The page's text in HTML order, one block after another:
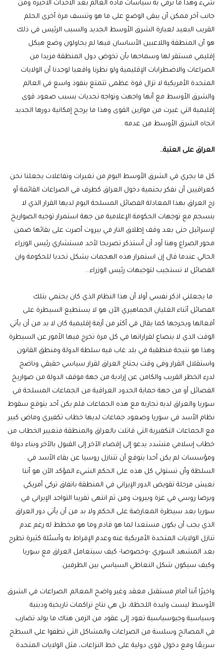
شيء وهذا ما ترمي به سياسات قادة العالم بعد الأحداث الأخيرة ومن
جانب آخر ممكن أن يبقى الوضع على ما هو وتنسف مرة أخرى الحلم
القريب البعيد لعبارة الشرق الأوسط الجديد والسبب الرئيس في ذلك
هو أن المنطقة واللاعبين الأساسان فيها لم يحاولون وضع هيكل
إقليمي مستقر لها وسماحها بأن تخوض دول المنطقة مزيدا من
الصراعات والاضطرابات الإقليمية ولو نظرنا واقعيا لوجدنا أن الولايات
المتحدة الأمريكية لا تزال قوة عظمى تتمتع بنفوذ واسع في العالم
والشرق الأوسط مع أنها واجهت وتواجه تحديات بسبب صعود قوى
إقليمية التي غيرت من موازين القوى وهذا ما يرجح إمكانية دورها الجديد
اتجاه الشرق الأوسط من عدمه .
العراق على العتبة..
كل ما يجري في الشرق الأوسط اليوم من تغيرات وتفاعلات يجعلنا نحن
كعراقيين أن نفكر بحتمية دخول العراق كطرف في الصراعات القائمة أو
زج العراق بهذا المعادلة الفصائل المسلحة اليوم لديها القرار الذي لا
ينسجم مع توجهات الحكومة الإعلامية من جهة استمرار توجيه الصواريخ
لإسرائيل حتى بعد وقف إطلاق النار في بيروت أصرت على بقائها ضمن
محور الصراع وهنا أود أن أستذكر تصريحا لأحد مستشاري رئيس الوزراء
الحالي عندما قال إن استمرار هذه الهجمات يشكل تحديا للحكومة وان
الفصائل لا تستجيب لتوجيهات رئيس الوزراء…
ما يجعلني اذكر نفسي أولا أن هذا النظام الذي كان يحتمي بتلك
الفصائل أثناء الغليان الجماهيري الآن هو لا يستطيع السيطرة على
أفعالها ويحرجها كما يقال في أكثر من أزمة إقليمية كان لا بد من أن يأتي
الوقت الذي لا ينصاع لقراراتها في كل مرة تخرج فيها الأمور عن السيطرة
وهذا هو نتيجة منطقية في بلد غاب فيه سلطة الدولة ومنطق القانون
واستقلال القرار وفي وقت يحتاج العراق لقرار سياسي حقيقي وناضج
لدرء الخطر القريب والكامن عن إرادية من جهة موقف الدولة من صواريخ
الفصائل أو من جهة حماية الحدود العراقية من الجماعات المسلحة في
سوريا والعراق لديه تجاربه مع هذه الجماعات فلم يكن أحد يتوقع سقوط
نظام الأسد في سوريا وصعود جماعات لديها خطاب تكفيري وماض كبير
مع الجماعات التكفيرية التي قاتلت بالعراق والمنطقة فتغيير الخطاب من
خطاب إسلامي متشدد يدعو إلى إقصاء الآخر إلى القبول بالآخر وبناء دولة
ومؤسسات لم يكن أحدا يتوقع أن تتنازل روسيا عن بقاء الأسد في
السلطة وأن تستولي كل هذه على الحكم الشيء المؤكد الآن هو أننا
نعيش مرحلة تقويض الدور الإيراني في المنطقة باتفاق تركي أمريكي
وبرضا روسي في غزة وبيروت ومن ثم انتهى تقريبا التواجد الإيراني في
سوريا بعد سيطرة المعارضة على الحكم ولا بد من أن يأتي دور العراق
الذي يجب أن يكون مستعدا لما هو قادم وما هو مخطط له رغم عدم
تنازل الولايات المتحدة الأمريكية عنه وعدم الإفراط به وأسئلة كثيرة تطرح
بعد المشهد السوري -وخصوصا- كيف سيتعامل العراق مع سوريا
وكيف سيكون شكل التعاطي السياسي بين الطرفين.
واخيرًا أننا أمام مستقبل معقد وغير واضح المعالم. الصراعات في الشرق
الأوسط ليست وليدة اللحظة، بل هي نتاج تراكمات تاريخية ودينية
وسياسية وجيوسياسية تعود إلى عقود من الزمن هناك ما يولد تضارب
في المصالح وسلسة من الصراعات والمشاكل التي تطفوا على السطح
سريعًا ومع دخول قوى دولية على خط النزاعات، مثل الولايات المتحدة